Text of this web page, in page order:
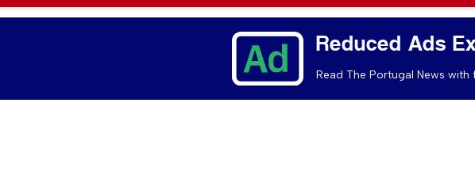
Reduced Ads
Read The Portugal News